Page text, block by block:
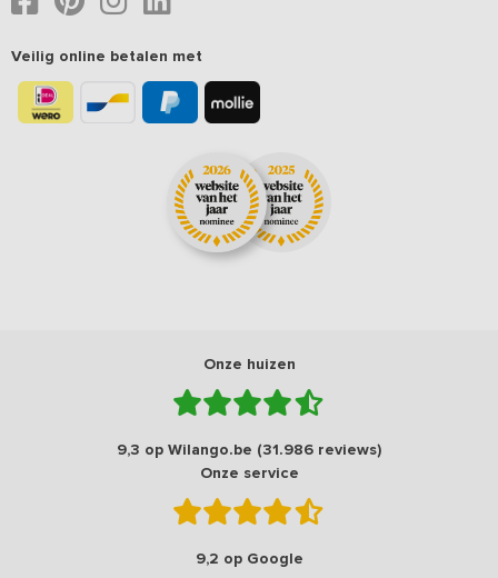
Veilig online betalen met
Onze huizen
9,3 op Wilango.be (31.986 reviews)
Onze service
9,2 op Google